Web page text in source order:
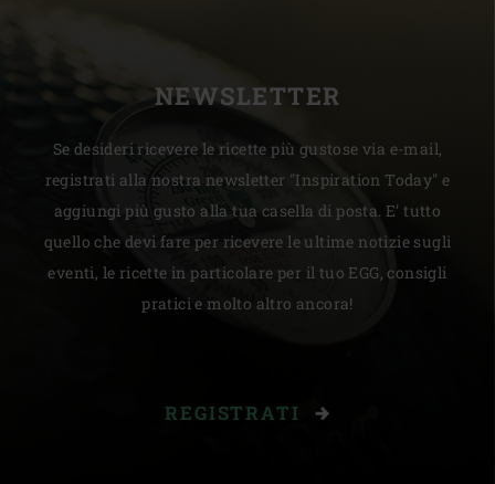
NEWSLETTER
Se desideri ricevere le ricette più gustose via e-mail,
registrati alla nostra newsletter "Inspiration Today" e
aggiungi più gusto alla tua casella di posta. E’ tutto
quello che devi fare per ricevere le ultime notizie sugli
eventi, le ricette in particolare per il tuo EGG, consigli
pratici e molto altro ancora!
REGISTRATI